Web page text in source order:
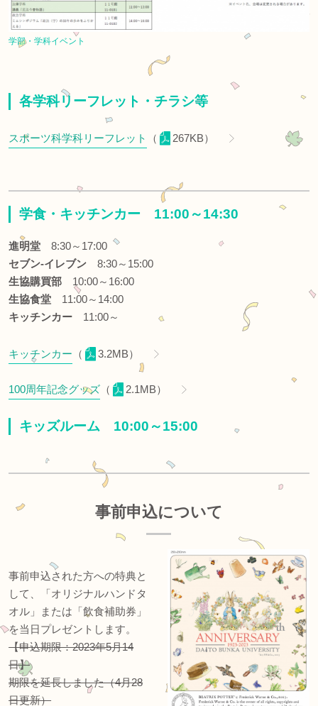
学部・学科イベント
各学科リーフレット・チラシ等
スポーツ科学科リーフレット （ 267KB）
学食・キッチンカー 11:00～14:30
進明堂 8:30～17:00
セブン-イレブン 8:30～15:00
生協購買部 10:00～16:00
生協食堂 11:00～14:00
キッチンカー 11:00～
キッチンカー （ 3.2MB）
100周年記念グッズ （ 2.1MB）
キッズルーム 10:00～15:00
事前申込について
事前申込された方への特典と
して、「オリジナルハンドタ
オル」または「飲食補助券」
を当日プレゼントします。
【申込期限：2023年5月14
日】
期限を延長しました（4月28
日更新）